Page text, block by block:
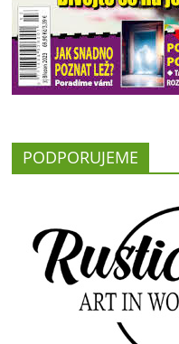
PODPORUJEME